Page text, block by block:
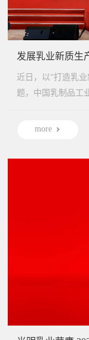
发展乳业新质生
近日，以“打造乳
题，中国乳制品工
more